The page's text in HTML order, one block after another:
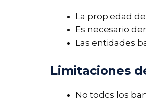
La propiedad
Es necesario
Las entidades
Limitaciones
No todos los